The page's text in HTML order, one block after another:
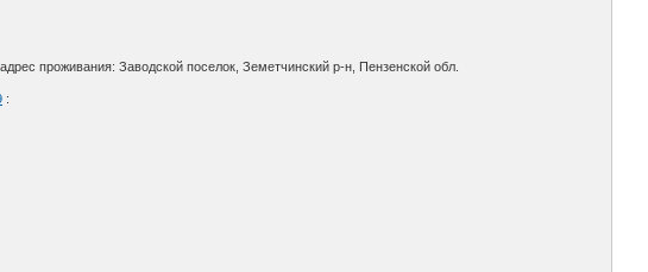
, адрес проживания: Заводской поселок, Земетчинский р-н, Пензенской обл.
: